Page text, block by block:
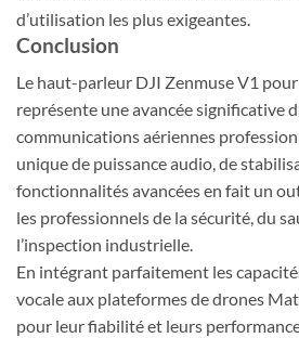
d’utilisation les plus exigeantes.
Conclusion
Le haut-parleur DJI Zenmuse V1
représente une avancée significative
communications aériennes
unique de puissance audio, de
fonctionnalités avancées en fait un
les professionnels de la sécurité, du
l’inspection industrielle.
En intégrant parfaitement les
vocale aux plateformes de drones
pour leur fiabilité et leurs